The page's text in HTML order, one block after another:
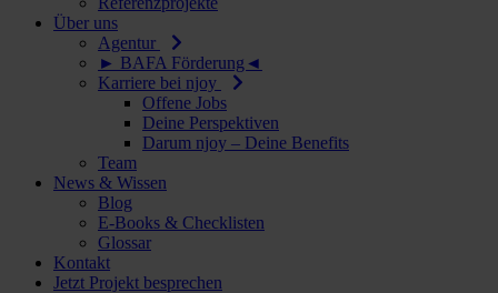
Über uns
Agentur
► BAFA Förderung◄
Karriere bei njoy
Offene Jobs
Deine Perspektiven
Darum njoy – Deine Benefits
Team
News & Wissen
Blog
E-Books & Checklisten
Glossar
Kontakt
Jetzt Projekt besprechen